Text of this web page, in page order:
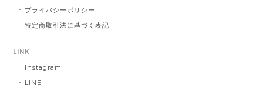
プライバシーポリシー
特定商取引法に基づく表記
LINK
Instagram
LINE